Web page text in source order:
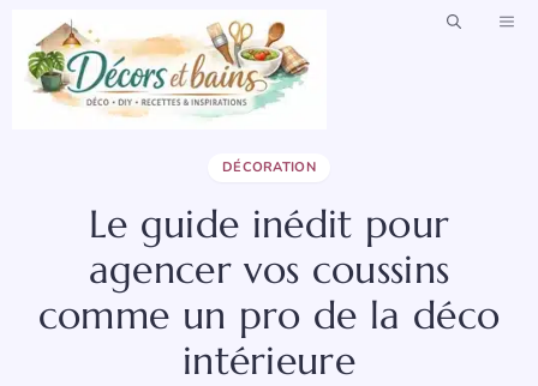
contenu
DÉCORATION
Le guide inédit pour
agencer vos coussins
comme un pro de la déco
intérieure